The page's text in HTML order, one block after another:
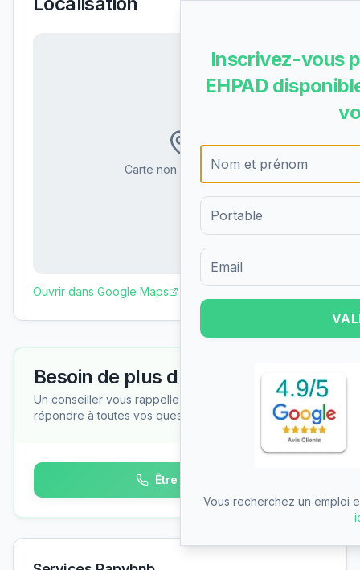
Carte non disponible
Ouvrir dans Google Maps
Besoin de plus d'informations ?
Un conseiller vous rappelle gratuitement pour
répondre à toutes vos questions
Être rappelé
Inscrivez-vous
EHPAD
Formulaire d'inscription pour
Vous recherchez un emploi